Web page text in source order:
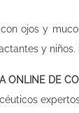
ojos y
y
ONLINE DE